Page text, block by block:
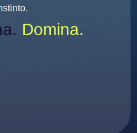
Domina.